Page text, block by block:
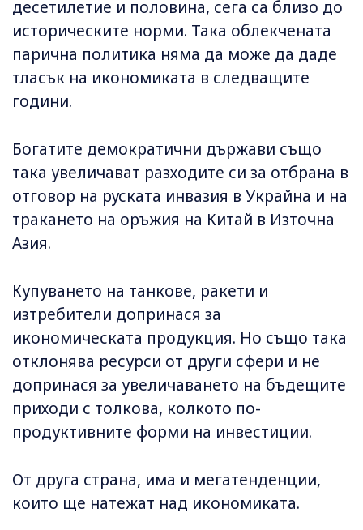
десетилетие и половина, сега са близо до
историческите норми. Така облекчената
парична политика няма да може да даде
тласък на икономиката в следващите
години.
Богатите демократични държави също
така увеличават разходите си за отбрана в
отговор на руската инвазия в Украйна и на
тракането на оръжия на Китай в Източна
Азия.
Купуването на танкове, ракети и
изтребители допринася за
икономическата продукция. Но също така
отклонява ресурси от други сфери и не
допринася за увеличаването на бъдещите
приходи с толкова, колкото по-
продуктивните форми на инвестиции.
От друга страна, има и мегатенденции,
които ще натежат над икономиката.